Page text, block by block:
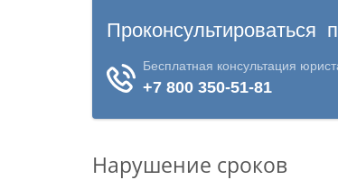
Нарушение сроков